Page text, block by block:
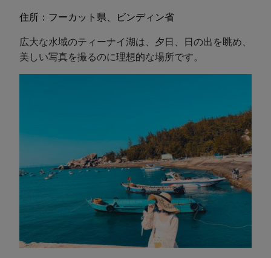
住所：フーカット県、ビンディン省
広大な水域のティーナイ湖は、夕日、日の出を眺め、
美しい写真を撮るのに理想的な場所です。